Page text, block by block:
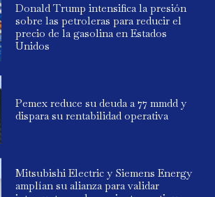
Donald Trump intensifica la presión
sobre las petroleras para reducir el
precio de la gasolina en Estados
Unidos
Pemex reduce su deuda a 77 mmdd y
dispara su rentabilidad operativa
Mitsubishi Electric y Siemens Energy
amplían su alianza para validar